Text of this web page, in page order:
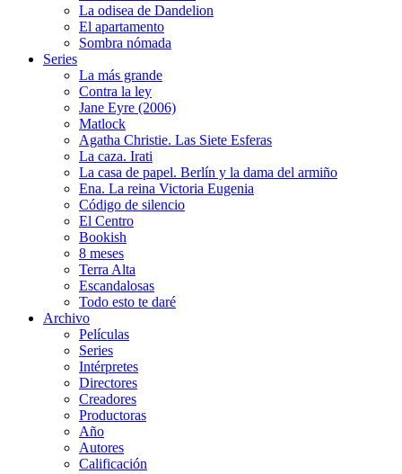
La odisea de Dandelion
El apartamento
Sombra nómada
Series
La más grande
Contra la ley
Jane Eyre (2006)
Matlock
Agatha Christie. Las Siete Esferas
La caza. Irati
La casa de papel. Berlín y la dama del armiño
Ena. La reina Victoria Eugenia
Código de silencio
El Centro
Bookish
8 meses
Terra Alta
Escandalosas
Todo esto te daré
Archivo
Películas
Series
Intérpretes
Directores
Creadores
Productoras
Año
Autores
Calificación